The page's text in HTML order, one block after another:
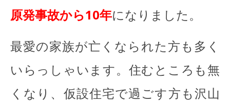
原発事故から10年になりました。
最愛の家族が亡くなられた方も多く
いらっしゃいます。住むところも無
くなり、仮設住宅で過ごす方も沢山